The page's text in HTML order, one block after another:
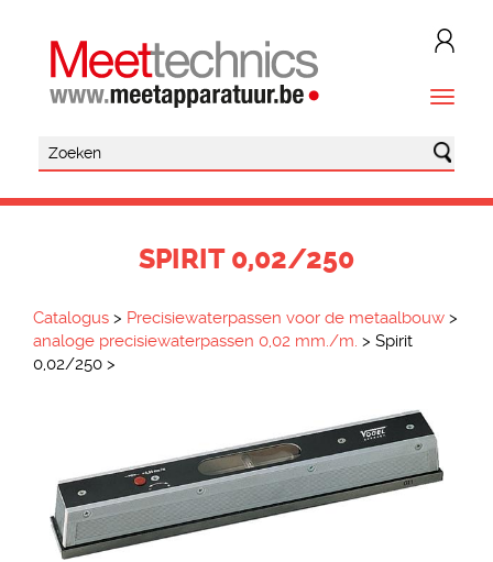
SPIRIT 0,02/250
Catalogus > Precisiewaterpassen voor de metaalbouw >
analoge precisiewaterpassen 0,02 mm./m. > Spirit
0,02/250 >